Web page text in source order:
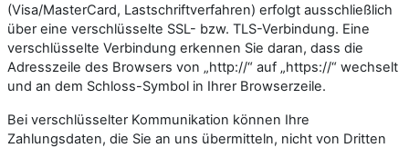
(Visa/MasterCard, Lastschriftverfahren) erfolgt ausschließlich
über eine verschlüsselte SSL- bzw. TLS-Verbindung. Eine
verschlüsselte Verbindung erkennen Sie daran, dass die
Adresszeile des Browsers von „http://“ auf „https://“ wechselt
und an dem Schloss-Symbol in Ihrer Browserzeile.
Bei verschlüsselter Kommunikation können Ihre
Zahlungsdaten, die Sie an uns übermitteln, nicht von Dritten